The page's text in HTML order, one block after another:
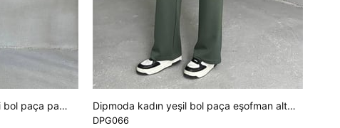
Dipmoda kadın lacivert cepli bol paça pamuklu eşofman altı DPG042 Dipmoda kadın yeşil bol paça eşofman altı DPG066
DPG066